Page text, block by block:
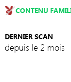
CONTENU
DERNIER SCAN
depuis le 2 mois